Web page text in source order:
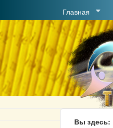
MAIN MENU
Главная
Вы здесь